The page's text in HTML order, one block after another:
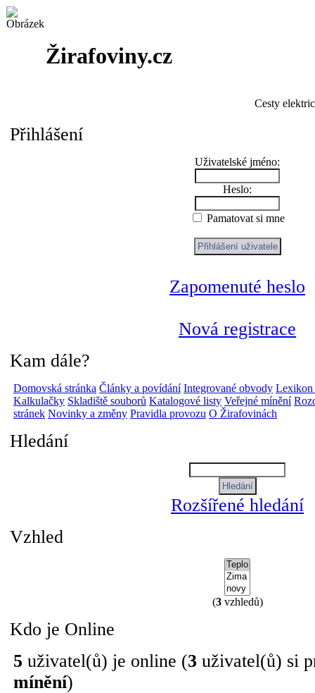
Žirafoviny.cz
Cesty
Přihlášení
Uživatelské jméno:
Heslo:
Pamatovat si mne
Zapomenuté heslo
Nová registrace
Kam dále?
Domovská stránka Články a povídání Integrované obvody Lexikon
Kalkulačky Skladiště souborů Katalogové listy Veřejné mínění
stránek Novinky a změny Pravidla provozu O Žirafovinách
Hledání
Rozšířené hledání
Vzhled
(3vzhledů)
Kdo je Online
5 uživatel(ů) je online (3 uživatel(ů) si
mínění)